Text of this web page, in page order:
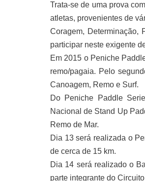
Trata-se de uma prova
atletas, provenientes de
Coragem, Determinação,
participar neste exigente
Em 2015 o Peniche
remo/pagaia. Pelo
Canoagem, Remo e Surf.
Do Peniche Paddle
Nacional de Stand Up
Remo de Mar.
Dia 13 será realizada o
de cerca de 15 km.
Dia 14 será realizado o
parte integrante do